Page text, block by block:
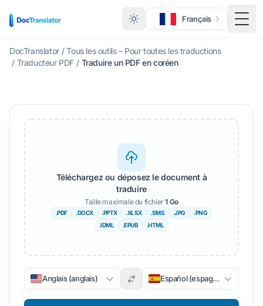
Français
DocTranslator / Tous les outils – Pour toutes les traductions
/ Traducteur PDF / Traduire un PDF en coréen
Téléchargez ou déposez le document à
traduire
Taille maximale du fichier1 Go
.PDF .DOCX .PPTX .XLSX .SMS .JPG
.PNG
.IDML
.EPUB .HTML
Anglais (anglais) Español (espagnol)